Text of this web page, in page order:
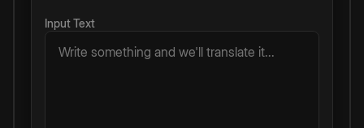
Input Text